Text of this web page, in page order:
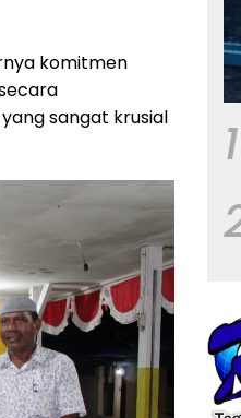
komitmen
sangat krusial
1